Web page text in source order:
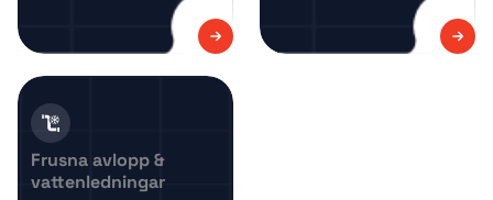
Frusna avlopp &
vattenledningar